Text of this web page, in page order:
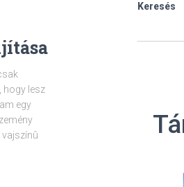
hogy lesz
egy
vajszínû
Keresés